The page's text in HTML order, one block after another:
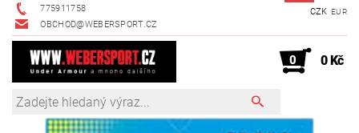
775911758
OBCHOD@WEBERSPORT.CZ
CZK EUR
0 0 Kč